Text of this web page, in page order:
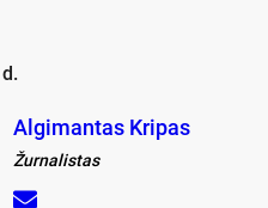
Algimantas Kripas
Žurnalistas